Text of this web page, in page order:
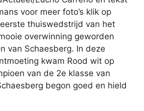
voor meer foto’s klik op
thuiswedstrijd van het
overwinning geworden
van Schaesberg. In deze
kwam Rood wit op
van de 2e klasse van
begon goed en hield